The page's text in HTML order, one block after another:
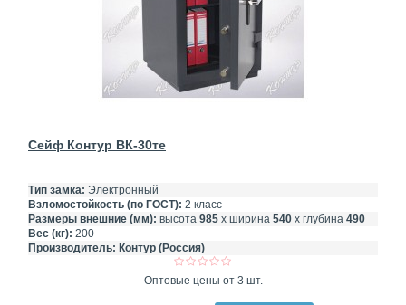
Сейф Контур ВК-30те
Тип замка: Электронный
Взломостойкость (по ГОСТ): 2 класс
Размеры внешние (мм): высота 985 х ширина 540 х глубина 490
Вес (кг): 200
Производитель: Контур (Россия)
Оптовые цены от 3 шт.